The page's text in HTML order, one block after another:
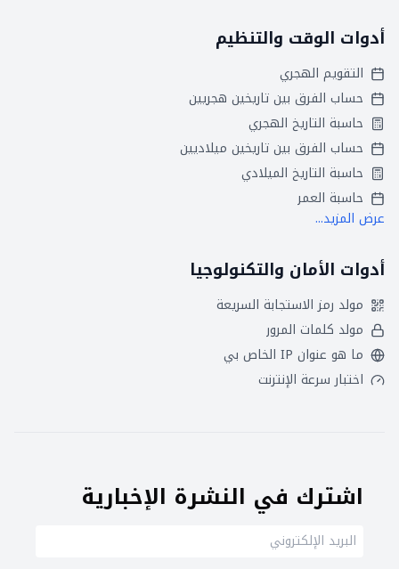
أدوات الوقت والتنظيم
التقويم الهجري
حساب الفرق بين تاريخين هجريين
حاسبة التاريخ الهجري
حساب الفرق بين تاريخين ميلاديين
حاسبة التاريخ الميلادي
حاسبة العمر
عرض المزيد...
أدوات الأمان والتكنولوجيا
مولد رمز الاستجابة السريعة
مولد كلمات المرور
ما هو عنوان IP الخاص بي
اختبار سرعة الإنترنت
اشترك في النشرة الإخبارية